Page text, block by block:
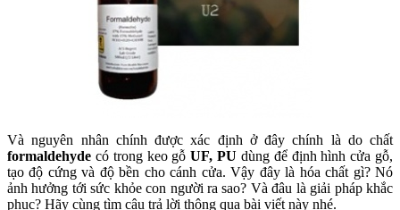
Và nguyên nhân chính được xác định ở đây chính là do chất
formaldehyde có trong keo gỗUF, PU dùng để định hình cửa gỗ,
tạo độ cứng và độ bền cho cánh cửa. Vậy đây là hóa chất gì? Nó
ảnh hưởng tới sức khỏe con người ra sao? Và đâu là giải pháp khắc
phục? Hãy cùng tìm câu trả lời thông qua bài viết này nhé.